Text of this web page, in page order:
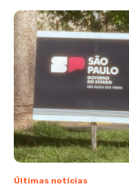
Últimas notícias